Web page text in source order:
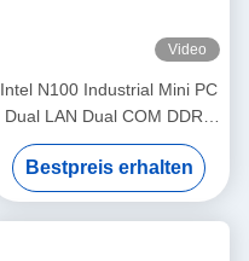
Video
Intel N100 Industrial Mini PC
Dual LAN Dual COM DDR4
16G RAM für die Industrie
Bestpreis erhalten